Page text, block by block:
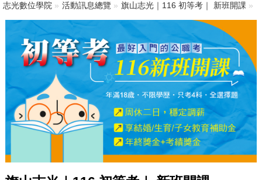
志光數位學院 » 活動訊息總覽 » 旗山志光｜116 初等考｜ 新班開課 »